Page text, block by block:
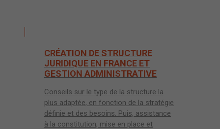
CRÉATION DE STRUCTURE
JURIDIQUE EN FRANCE ET
GESTION ADMINISTRATIVE
Conseils sur le type de la structure la
plus adaptée, en fonction de la stratégie
définie et des besoins. Puis, assistance
à la constitution, mise en place et